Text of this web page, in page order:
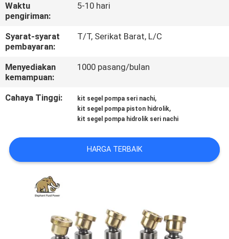
HUBUNGI
KAMI
BERITA
KASUS
PRIVACY
POLICY
Waktu
pengiriman:
5-10 hari
Syarat-syarat
pembayaran:
T/T, Serikat Barat, L/C
Menyediakan
kemampuan:
1000 pasang/bulan
Cahaya Tinggi: kit segel pompa seri nachi,
kit segel pompa piston hidrolik,
kit segel pompa hidrolik seri nachi
HARGA TERBAIK